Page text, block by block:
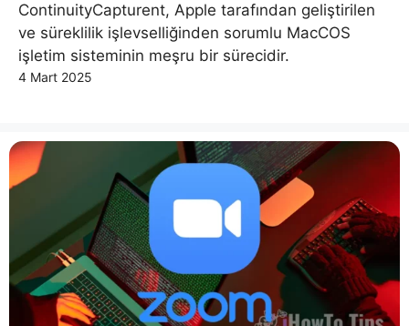
ContinuityCapturent, Apple tarafından geliştirilen
ve süreklilik işlevselliğinden sorumlu MacCOS
işletim sisteminin meşru bir sürecidir.
4 Mart 2025